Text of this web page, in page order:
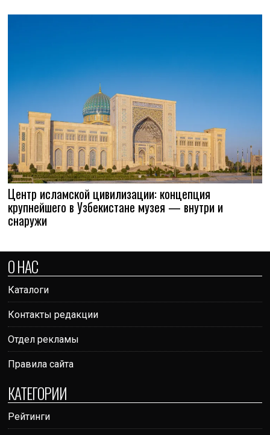
Центр исламской цивилизации: концепция
крупнейшего в Узбекистане музея — внутри и
снаружи
О НАС
Каталоги
Контакты редакции
Отдел рекламы
Правила сайта
КАТЕГОРИИ
Рейтинги